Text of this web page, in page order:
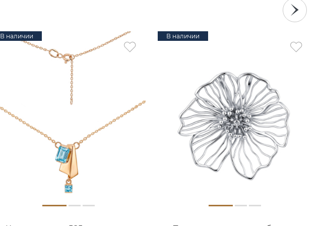
В наличии В наличии